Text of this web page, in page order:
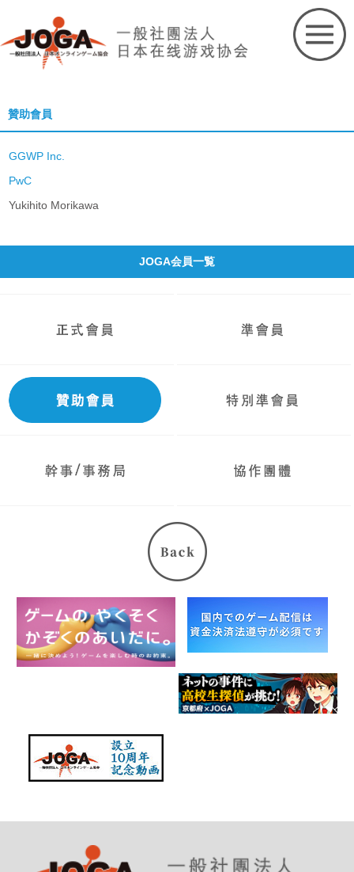
content
贊助會員
GGWP Inc.
PwC
Yukihito Morikawa
JOGA会員一覧